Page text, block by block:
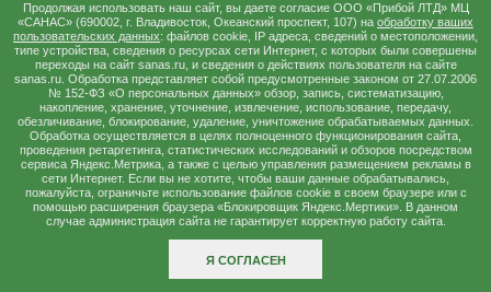
Продолжая использовать наш сайт, вы даете согласие ООО «Прибой ЛТД» МЦ
«САНАС» (690002, г. Владивосток, Океанский проспект, 107) на обработку ваших
пользовательских данных: файлов cookie, IP адреса, сведений о местоположении,
типе устройства, сведения о ресурсах сети Интернет, с которых были совершены
переходы на сайт sanas.ru, и сведения о действиях пользователя на сайте
sanas.ru. Обработка представляет собой предусмотренные законом от 27.07.2006
№ 152-ФЗ «О персональных данных» обзор, запись, систематизацию,
накопление, хранение, уточнение, извлечение, использование, передачу,
обезличивание, блокирование, удаление, уничтожение обрабатываемых данных.
Обработка осуществляется в целях полноценного функционирования сайта,
проведения ретаргетинга, статистических исследований и обзоров посредством
сервиса Яндекс.Метрика, а также с целью управления размещением рекламы в
сети Интернет. Если вы не хотите, чтобы ваши данные обрабатывались,
пожалуйста, ограничьте использование файлов сookie в своем браузере или с
помощью расширения браузера «Блокировщик Яндекс.Мертики». В данном
случае администрация сайта не гарантирует корректную работу сайта.
Я СОГЛАСЕН